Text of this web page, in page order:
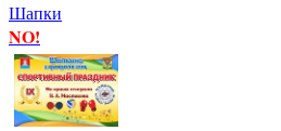
Шапки
NO!